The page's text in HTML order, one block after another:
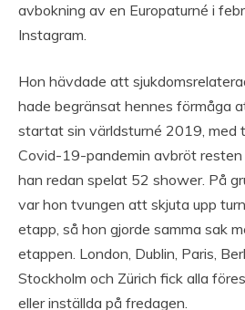
avbokning av en Europaturné i
Instagram.
Hon hävdade att
hade begränsat hennes förmåga
startat sin världsturné 2019, med
Covid-19-pandemin avbröt
han redan spelat 52 shower. På
var hon tvungen att skjuta upp
etapp, så hon gjorde samma sak
etappen. London, Dublin, Paris,
Stockholm och Zürich fick alla
eller inställda på fredagen.